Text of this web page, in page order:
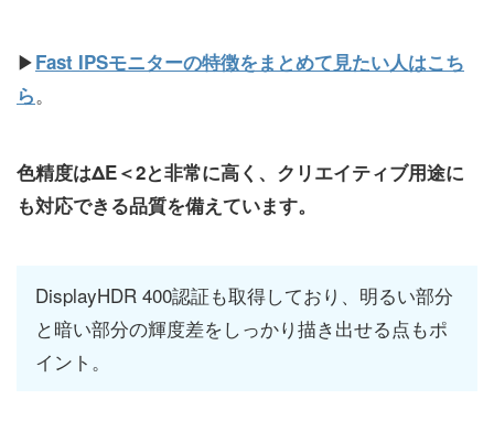
▶Fast IPSモニターの特徴をまとめて見たい人はこち
ら。
色精度はΔE＜2と非常に高く、クリエイティブ用途に
も対応できる品質を備えています。
DisplayHDR 400認証も取得しており、明るい部分
と暗い部分の輝度差をしっかり描き出せる点もポ
イント。